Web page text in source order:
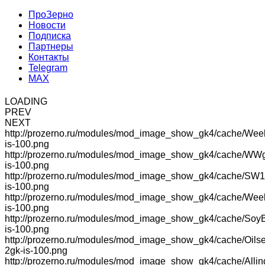
ПроЗерно
Новости
Подписка
Партнеры
Контакты
Telegram
MAX
LOADING
PREV
NEXT
http://prozerno.ru/modules/mod_image_show_gk4/cache/
is-100.png
http://prozerno.ru/modules/mod_image_show_gk4/cache/
is-100.png
http://prozerno.ru/modules/mod_image_show_gk4/cache/
is-100.png
http://prozerno.ru/modules/mod_image_show_gk4/cache/
is-100.png
http://prozerno.ru/modules/mod_image_show_gk4/cache/
is-100.png
http://prozerno.ru/modules/mod_image_show_gk4/cache/
2gk-is-100.png
http://prozerno.ru/modules/mod_image_show_gk4/cache/